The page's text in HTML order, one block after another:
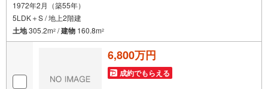
1972年2月（築55年）
5LDK＋S / 地上2階建
土地305.2m2 /建物 160.8m2
6,800万円
成約でもらえる